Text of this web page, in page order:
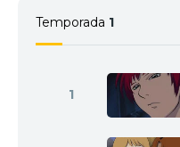
Temporada 1
1